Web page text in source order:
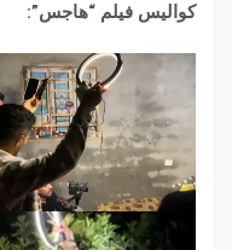
كواليس فيلم “هاجس”: